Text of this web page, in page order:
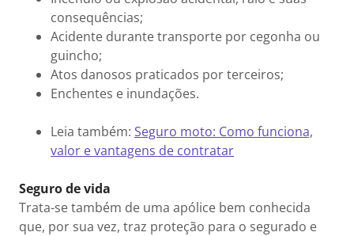
consequências;
Acidente durante transporte por cegonha ou
guincho;
Atos danosos praticados por terceiros;
Enchentes e inundações.
Leia também: Seguro moto: Como funciona,
valor e vantagens de contratar
Seguro de vida
Trata-se também de uma apólice bem conhecida
que, por sua vez, traz proteção para o segurado e